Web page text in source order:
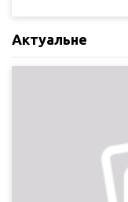
Актуальне